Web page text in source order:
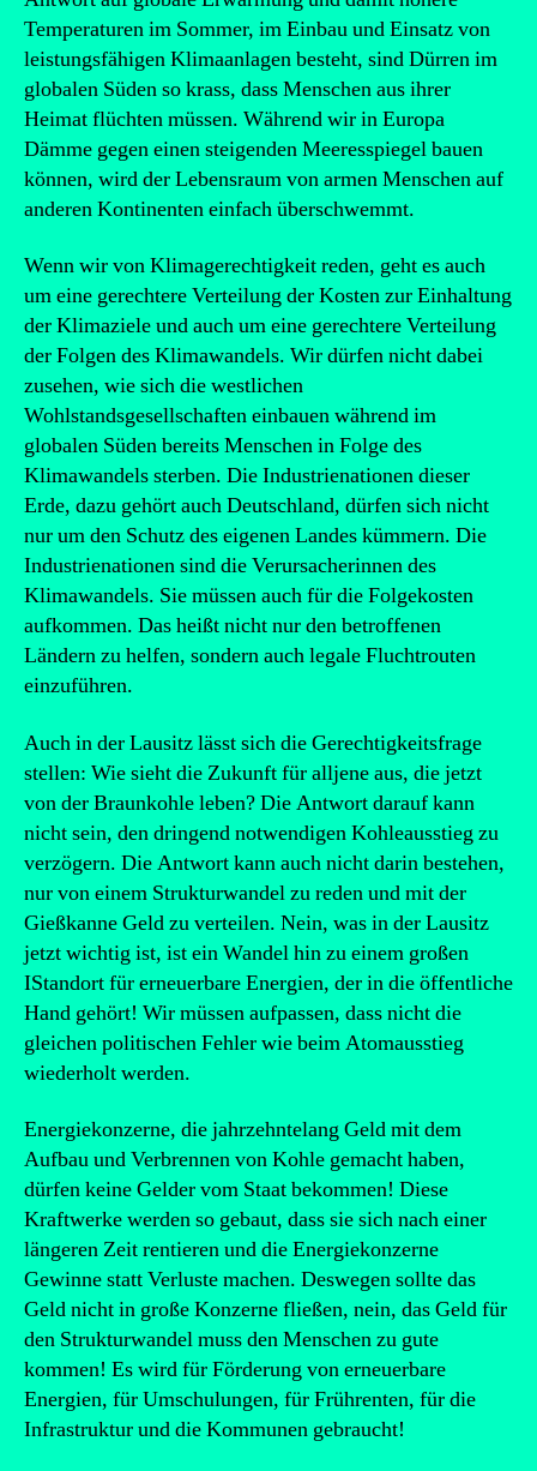
Temperaturen im Sommer, im Einbau und Einsatz von
leistungsfähigen Klimaanlagen besteht, sind Dürren im
globalen Süden so krass, dass Menschen aus ihrer
Heimat flüchten müssen. Während wir in Europa
Dämme gegen einen steigenden Meeresspiegel bauen
können, wird der Lebensraum von armen Menschen auf
anderen Kontinenten einfach überschwemmt.
Wenn wir von Klimagerechtigkeit reden, geht es auch
um eine gerechtere Verteilung der Kosten zur Einhaltung
der Klimaziele und auch um eine gerechtere Verteilung
der Folgen des Klimawandels. Wir dürfen nicht dabei
zusehen, wie sich die westlichen
Wohlstandsgesellschaften einbauen während im
globalen Süden bereits Menschen in Folge des
Klimawandels sterben. Die Industrienationen dieser
Erde, dazu gehört auch Deutschland, dürfen sich nicht
nur um den Schutz des eigenen Landes kümmern. Die
Industrienationen sind die Verursacherinnen des
Klimawandels. Sie müssen auch für die Folgekosten
aufkommen. Das heißt nicht nur den betroffenen
Ländern zu helfen, sondern auch legale Fluchtrouten
einzuführen.
Auch in der Lausitz lässt sich die Gerechtigkeitsfrage
stellen: Wie sieht die Zukunft für alljene aus, die jetzt
von der Braunkohle leben? Die Antwort darauf kann
nicht sein, den dringend notwendigen Kohleausstieg zu
verzögern. Die Antwort kann auch nicht darin bestehen,
nur von einem Strukturwandel zu reden und mit der
Gießkanne Geld zu verteilen. Nein, was in der Lausitz
jetzt wichtig ist, ist ein Wandel hin zu einem großen
IStandort für erneuerbare Energien, der in die öffentliche
Hand gehört! Wir müssen aufpassen, dass nicht die
gleichen politischen Fehler wie beim Atomausstieg
wiederholt werden.
Energiekonzerne, die jahrzehntelang Geld mit dem
Aufbau und Verbrennen von Kohle gemacht haben,
dürfen keine Gelder vom Staat bekommen! Diese
Kraftwerke werden so gebaut, dass sie sich nach einer
längeren Zeit rentieren und die Energiekonzerne
Gewinne statt Verluste machen. Deswegen sollte das
Geld nicht in große Konzerne fließen, nein, das Geld für
den Strukturwandel muss den Menschen zu gute
kommen! Es wird für Förderung von erneuerbare
Energien, für Umschulungen, für Frührenten, für die
Infrastruktur und die Kommunen gebraucht!